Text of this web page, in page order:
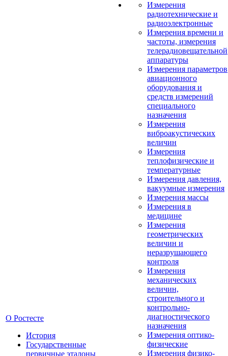
О Ростесте
История
Государственные
первичные эталоны
Измерения
радиотехнические и
радиоэлектронные
Измерения времени и
частоты, измерения
телерадиовещательной
аппаратуры
Измерения параметров
авиационного
оборудования и
средств измерений
специального
назначения
Измерения
виброакустических
величин
Измерения
теплофизические и
температурные
Измерения давления,
вакуумные измерения
Измерения массы
Измерения в
медицине
Измерения
геометрических
величин и
неразрушающего
контроля
Измерения
механических
величин,
строительного и
контрольно-
диагностического
назначения
Измерения оптико-
физические
Измерения физико-